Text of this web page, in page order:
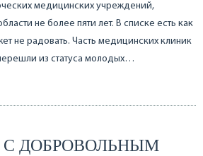
медицинских учреждений,
не более пяти лет. В списке есть как
не радовать. Часть медицинских клиник
из статуса молодых…
ДОБРОВОЛЬНЫМ